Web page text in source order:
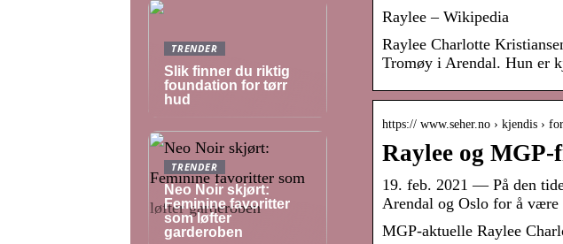
Raylee – Wikipedia
Raylee Charlotte
Tromøy i Arendal. Hun er
https:// www.seher.no › kjendis ›
Raylee og
19. feb. 2021 — På den
Arendal og Oslo for å
MGP-aktuelle Raylee
TRENDER
Slik finner du riktig
foundation for tørr
hud
TRENDER
Neo Noir skjørt:
Feminine favoritter
som løfter
garderoben